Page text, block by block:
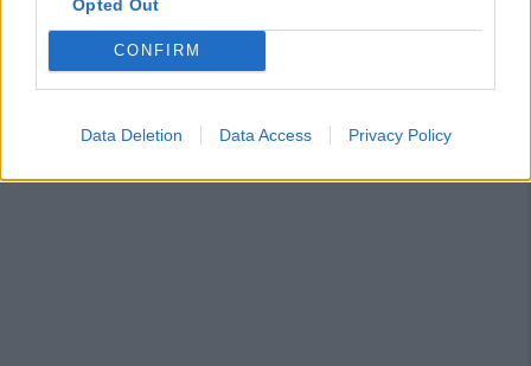
Opted Out
CONFIRM
Data Deletion Data Access Privacy Policy